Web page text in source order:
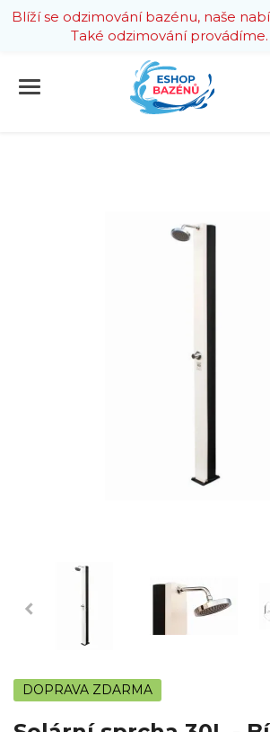
Blíží se odzimování bazénu, naše
Také odzimování provádíme.
DOPRAVA ZDARMA